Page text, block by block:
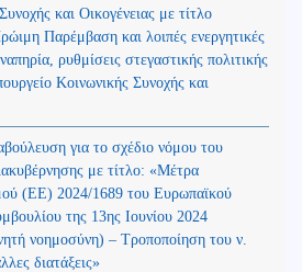
και Οικογένειας με τίτλο
Παρέμβαση και λοιπές ενεργητικές
ρυθμίσεις στεγαστικής πολιτικής
Κοινωνικής Συνοχής και
για το σχέδιο νόμου του
με τίτλο: «Μέτρα
(ΕΕ) 2024/1689 του Ευρωπαϊκού
της 13ης Ιουνίου 2024
νοημοσύνη) – Τροποποίηση του ν.
διατάξεις»